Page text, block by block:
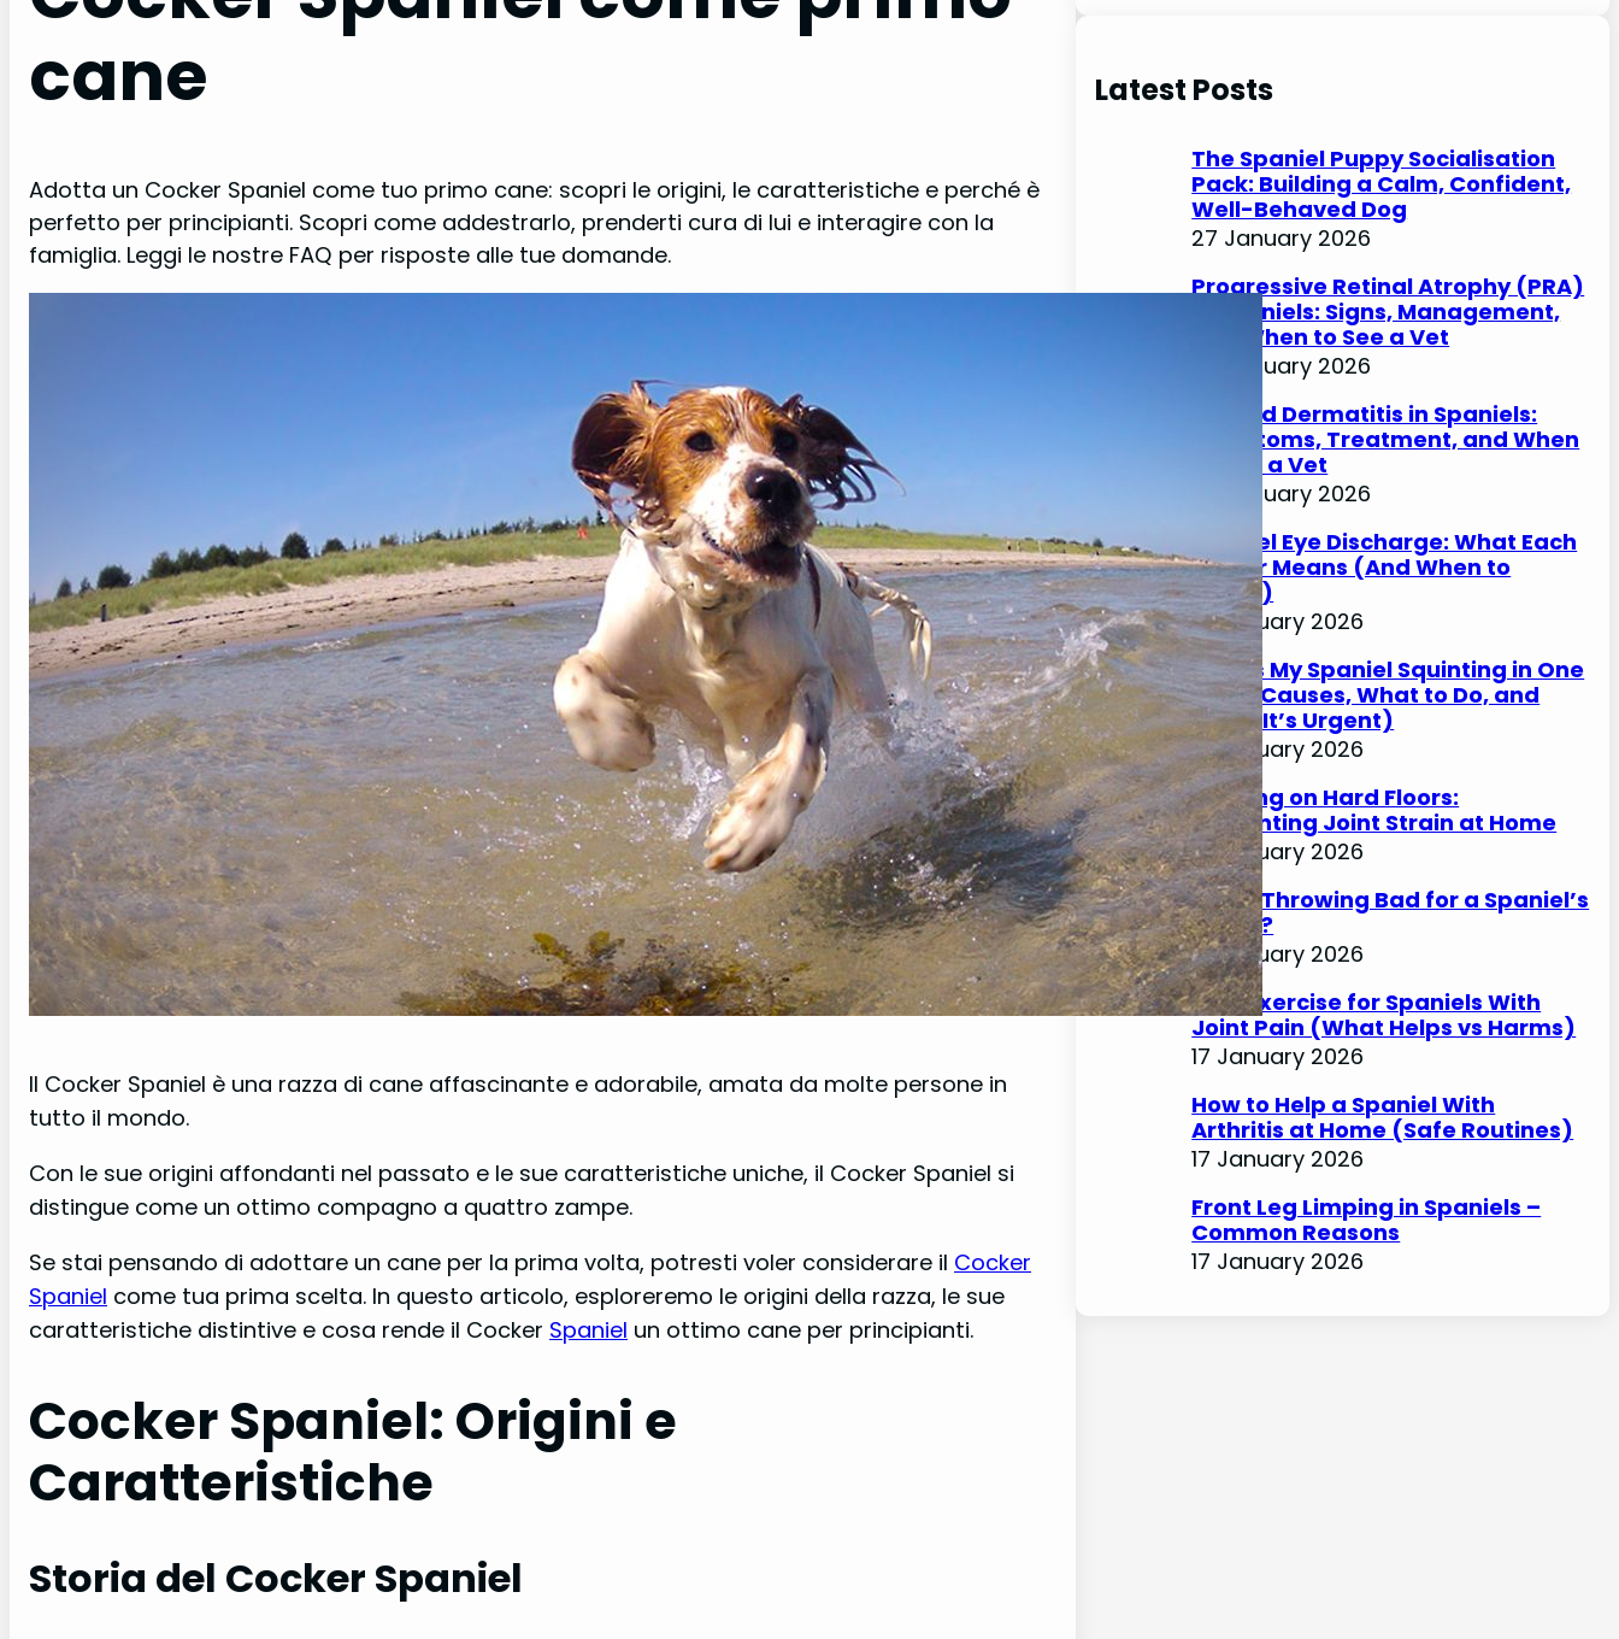
cane
Adotta un Cocker Spaniel come tuo primo cane: scopri le origini, le caratteristiche e perché è
perfetto per principianti. Scopri come addestrarlo, prenderti cura di lui e interagire con la
famiglia. Leggi le nostre FAQ per risposte alle tue domande.
Il Cocker Spaniel è una razza di cane affascinante e adorabile, amata da molte persone in
tutto il mondo.
Con le sue origini affondanti nel passato e le sue caratteristiche uniche, il Cocker Spaniel si
distingue come un ottimo compagno a quattro zampe.
Se stai pensando di adottare un cane per la prima volta, potresti voler considerare il Cocker
Spaniel come tua prima scelta. In questo articolo, esploreremo le origini della razza, le sue
caratteristiche distintive e cosa rende il Cocker Spaniel un ottimo cane per principianti.
Cocker Spaniel: Origini e
Caratteristiche
Storia del Cocker Spaniel
r
c
Latest Posts
The Spaniel Puppy Socialisation
Pack: Building a Calm, Confident,
Well-Behaved Dog
27 January 2026
Progressive Retinal Atrophy (PRA)
in Spaniels: Signs, Management,
and When to See a Vet
27 January 2026
Lip Fold Dermatitis in Spaniels:
Symptoms, Treatment, and When
to See a Vet
27 January 2026
Spaniel Eye Discharge: What Each
Colour Means (And When to
Worry)
17 January 2026
Why Is My Spaniel Squinting in One
Eye? (Causes, What to Do, and
When It’s Urgent)
17 January 2026
Slipping on Hard Floors:
Preventing Joint Strain at Home
17 January 2026
Is Ball Throwing Bad for a Spaniel’s
Joints?
17 January 2026
Best Exercise for Spaniels With
Joint Pain (What Helps vs Harms)
17 January 2026
How to Help a Spaniel With
Arthritis at Home (Safe Routines)
17 January 2026
Front Leg Limping in Spaniels –
Common Reasons
17 January 2026